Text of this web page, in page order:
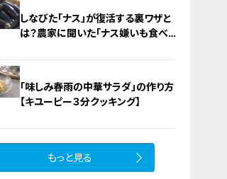
しなびた「ナス」が復活する裏ワザと
は？農家に聞いた「ナス嫌いも食べ
「味しみ春雨の中華サラダ」の作り方
【キユーピー３分クッキング】
もっと見る